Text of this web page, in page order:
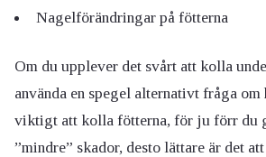
Nagelförändringar på fötterna
Om du upplever det svårt att kolla
använda en spegel alternativt fråga
viktigt att kolla fötterna, för ju förr du
”mindre” skador, desto lättare är det